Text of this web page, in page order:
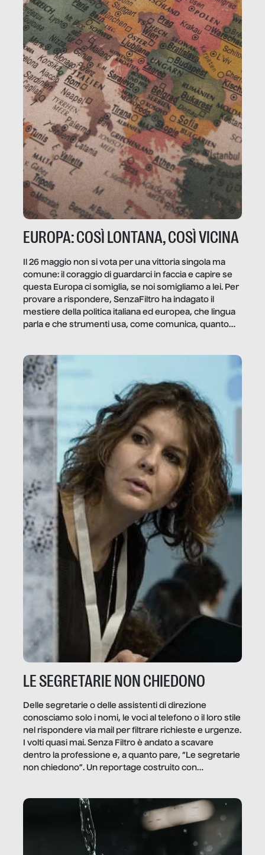
EUROPA: COSÌ LONTANA, COSÌ VICINA
Il 26 maggio non si vota per una vittoria singola ma
comune: il coraggio di guardarci in faccia e capire se
questa Europa ci somiglia, se noi somigliamo a lei. Per
provare a rispondere, SenzaFiltro ha indagato il
mestiere della politica italiana ed europea, che lingua
parla e che strumenti usa, come comunica, quanto
LE SEGRETARIE NON CHIEDONO
Delle segretarie o delle assistenti di direzione
conosciamo solo i nomi, le voci al telefono o il loro stile
nel rispondere via mail per filtrare richieste e urgenze.
I volti quasi mai. Senza Filtro è andato a scavare
dentro la professione e, a quanto pare, “Le segretarie
non chiedono”. Un reportage costruito con